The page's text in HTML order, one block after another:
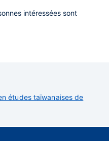
intéressées sont
études taïwanaises de